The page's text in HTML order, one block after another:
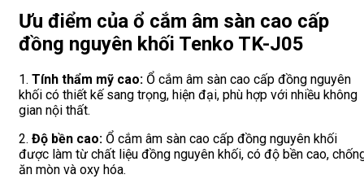
Ưu điểm của ổ cắm âm sàn cao cấp
đồng nguyên khối Tenko TK-J05
1. Tính thẩm mỹ cao: Ổ cắm âm sàn cao cấp đồng nguyên
khối có thiết kế sang trọng, hiện đại, phù hợp với nhiều không
gian nội thất.
2. Độ bền cao: Ổ cắm âm sàn cao cấp đồng nguyên khối
được làm từ chất liệu đồng nguyên khối, có độ bền cao,
ăn mòn và oxy hóa.